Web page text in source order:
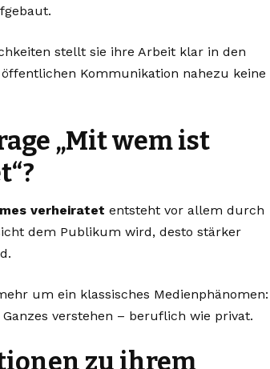
stellt sie ihre Arbeit klar in den
Kommunikation nahezu keine
„Mit wem ist
verheiratet entsteht vor allem durch
dem Publikum wird, desto stärker
um ein klassisches Medienphänomen:
verstehen – beruflich wie privat.
zu ihrem